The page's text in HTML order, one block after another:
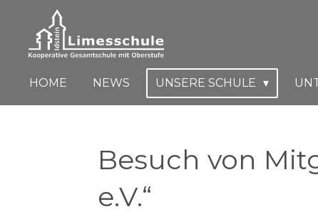
Hauptinhalt
springen
HOME NEWS UNSERE SCHULE
Besuch von
e.V.“